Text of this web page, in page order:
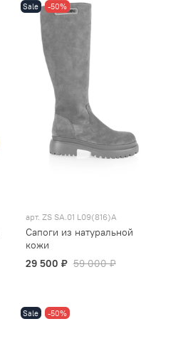
Sale -50%
арт. ZS SA.01 L09(816)A
Сапоги из натуральной
кожи
29 500 ₽ 59 000 ₽
Sale -50%